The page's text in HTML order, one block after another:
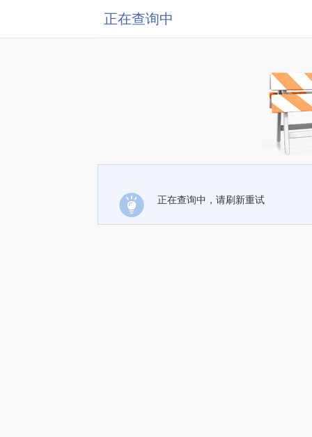
正在查询中
正在查询中，请刷新重试